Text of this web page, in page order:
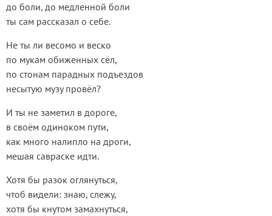
до боли, до медленной боли
ты сам рассказал о себе.
Не ты ли весомо и веско
по мукам обиженных сёл,
по стонам парадных подъездов
несытую музу провёл?
И ты не заметил в дороге,
в своём одиноком пути,
как много налипло на дроги,
мешая савраске идти.
Хотя бы разок оглянуться,
чтоб видели: знаю, слежу,
хотя бы кнутом замахнуться,